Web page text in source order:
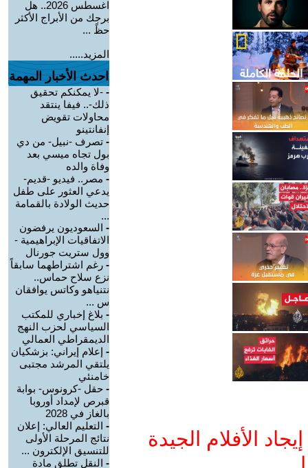
الأفلام الجيدة
اغسطس 2026.. هل
برجك من الأبراج الأكثر
حظً ...
المزيد.....
احدث الأخبار المهمة
- -لا يمكنكم تحقيق
ذلك-.. فيفا ينتقد
محاولات تقويض
إنفانتينو
- تصرف -نبيل- من دي
بول تجاه ميسي بعد
وفاة والده
- مصر.. فيديو -قديم-
يدعي العثور على طفل
حديث الولادة بالقمامة
...
- السعوديون يرفضون
الاتفاقيات الإبراهيمية -
وول ستريت جورنال
- رغم اشتراطهما سابقاً
نزع سلاح حماس..
نتنياهو وكاتس يوافقان
س ...
- بلاغ إخباري للمكتب
السياسي لحزب النهج
الديمقراطي العمالي
- إعلام إيراني: بزشكيان
يلتقي المرشد مجتبى
خامنئي
- حقل -كرونوس- بوابة
قبرص لإمداد أوروبا
بالغاز في 2028
- التعليم العالي: إعلان
نتائج المرحلة الأولى
للتنسيق الإلكترون ...
- النقل تطلق مادة